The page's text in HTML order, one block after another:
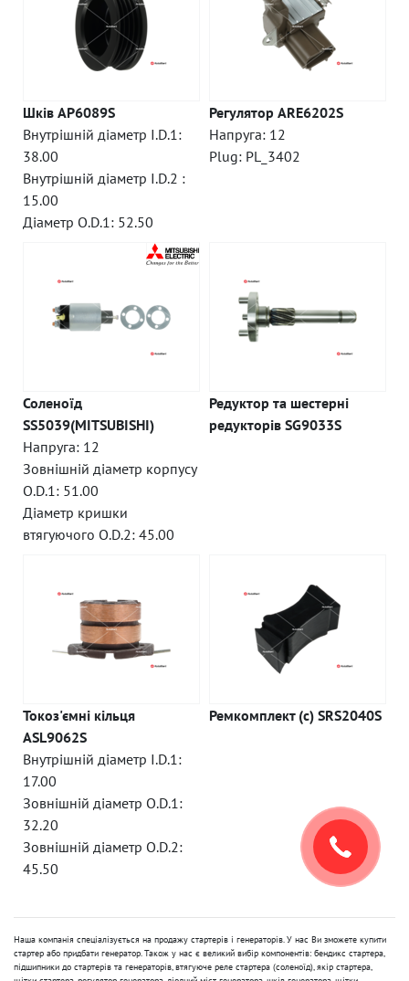
Шків AP6089S
Внутрішній діаметр I.D.1:
38.00
Внутрішній діаметр I.D.2 :
15.00
Діаметр O.D.1: 52.50
Регулятор ARE6202S
Напруга: 12
Plug: PL_3402
Соленоїд
SS5039(MITSUBISHI)
Напруга: 12
Зовнішній діаметр корпусу
O.D.1: 51.00
Діаметр кришки
втягуючого O.D.2: 45.00
Редуктор та шестерні
редукторів SG9033S
Токоз'ємні кільця
ASL9062S
Внутрішній діаметр I.D.1:
17.00
Зовнішній діаметр O.D.1:
32.20
Зовнішній діаметр O.D.2:
45.50
Ремкомплект (c) SRS2040S
Наша компанія спеціалізується на продажу стартерів і генераторів. У нас Ви зможете купити
стартер або придбати генератор. Також у нас є великий вибір компонентів: бендикс стартера,
підшипники до стартерів та генераторів, втягуюче реле стартера (соленоїд), якір стартера,